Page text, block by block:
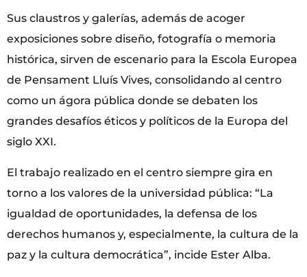
Sus claustros y galerías, además de acoger
exposiciones sobre diseño, fotografía o memoria
histórica, sirven de escenario para la Escola Europea
de Pensament Lluís Vives, consolidando al centro
como un ágora pública donde se debaten los
grandes desafíos éticos y políticos de la Europa del
siglo XXI.
El trabajo realizado en el centro siempre gira en
torno a los valores de la universidad pública: “La
igualdad de oportunidades, la defensa de los
derechos humanos y, especialmente, la cultura de la
paz y la cultura democrática”, incide Ester Alba.